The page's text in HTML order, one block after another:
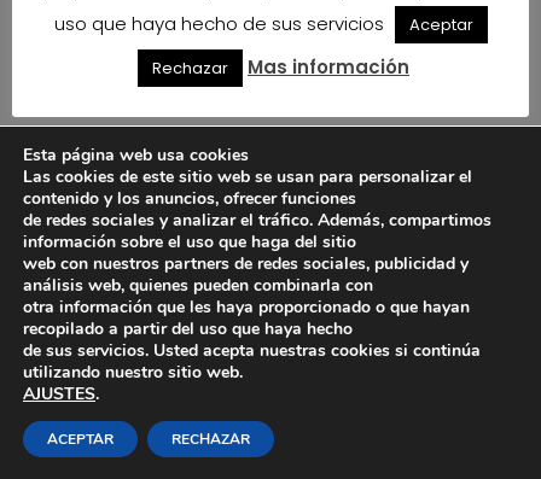
uso que haya hecho de sus servicios
Aceptar
Rechazar
Mas información
Esta página web usa cookies
Las cookies de este sitio web se usan para personalizar el
contenido y los anuncios, ofrecer funciones
de redes sociales y analizar el tráfico. Además, compartimos
información sobre el uso que haga del sitio
web con nuestros partners de redes sociales, publicidad y
análisis web, quienes pueden combinarla con
otra información que les haya proporcionado o que hayan
recopilado a partir del uso que haya hecho
de sus servicios. Usted acepta nuestras cookies si continúa
utilizando nuestro sitio web.
AJUSTES.
ACEPTAR RECHAZAR